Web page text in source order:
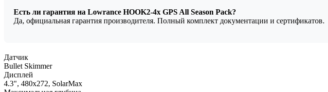
Есть ли гарантия на Lowrance HOOK2-4x GPS All Season Pack?
Да, официальная гарантия производителя. Полный комплект документации и сертификатов.
Датчик
Bullet Skimmer
Дисплей
4.3", 480х272, SolarMax